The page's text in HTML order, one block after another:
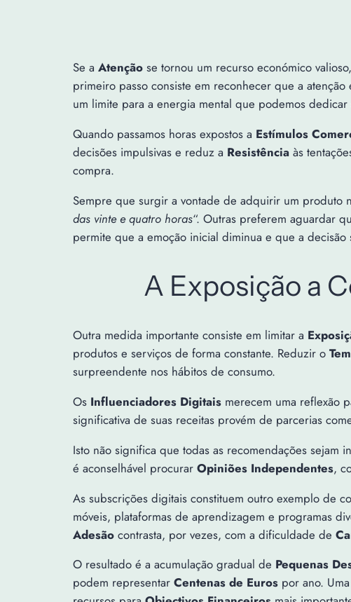
Se a Atenção se tornou um recurso económico
primeiro passo consiste em reconhecer que a
um limite para a energia mental que podemos dedicar
Quando passamos horas expostos a Estímulos
decisões impulsivas e reduz a Resistência às
compra.
Sempre que surgir a vontade de adquirir um
das vinte e quatro horas“. Outras preferem aguardar
permite que a emoção inicial diminua e que a
A Exposição a
Outra medida importante consiste em limitar a
produtos e serviços de forma constante. Reduzir o
surpreendente nos hábitos de consumo.
Os Influenciadores Digitais merecem uma reflexão
significativa de suas receitas provém de parcerias
Isto não significa que todas as recomendações sejam
é aconselhável procurar Opiniões Independentes,
As subscrições digitais constituem outro exemplo de
móveis, plataformas de aprendizagem e programas
Adesão contrasta, por vezes, com a dificuldade de
O resultado é a acumulação gradual de Pequenas
podem representar Centenas de Euros por ano.